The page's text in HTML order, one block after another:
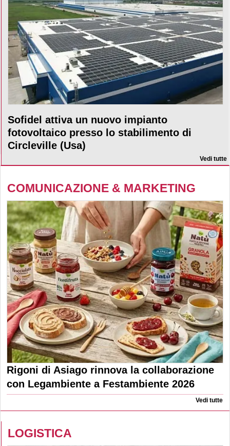
Sofidel attiva un nuovo impianto
fotovoltaico presso lo stabilimento di
Circleville (Usa)
Vedi tutte
COMUNICAZIONE & MARKETING
Rigoni di Asiago rinnova la collaborazione
con Legambiente a Festambiente 2026
Vedi tutte
LOGISTICA